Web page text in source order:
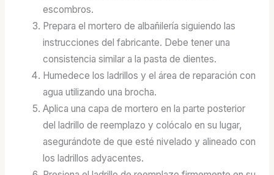
escombros.
Prepara el mortero de albañilería siguiendo las
instrucciones del fabricante. Debe tener una
consistencia similar a la pasta de dientes.
Humedece los ladrillos y el área de reparación con
agua utilizando una brocha.
Aplica una capa de mortero en la parte posterior
del ladrillo de reemplazo y colócalo en su lugar,
asegurándote de que esté nivelado y alineado con
los ladrillos adyacentes.